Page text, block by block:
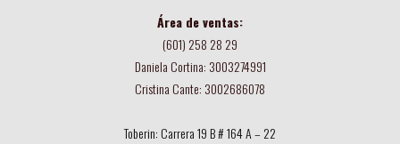
Área de ventas:
(601) 258 28 29
Daniela Cortina: 3003274991
Cristina Cante: 3002686078
Toberin: Carrera 19 B # 164 A – 22